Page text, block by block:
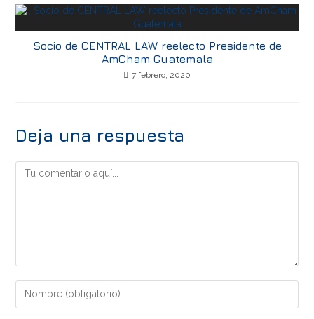
Socio de CENTRAL LAW reelecto Presidente de
AmCham Guatemala
7 febrero, 2020
Deja una respuesta